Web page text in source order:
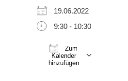
19.06.2022
9:30 - 10:30
Zum
Kalender
hinzufügen